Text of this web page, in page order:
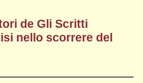
de Gli Scritti
nello scorrere del